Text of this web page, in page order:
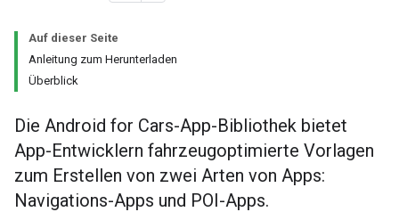
Auf dieser Seite
Anleitung zum Herunterladen
Überblick
Die Android for Cars-App-Bibliothek bietet
App-Entwicklern fahrzeugoptimierte Vorlagen
zum Erstellen von zwei Arten von Apps:
Navigations-Apps und POI-Apps.